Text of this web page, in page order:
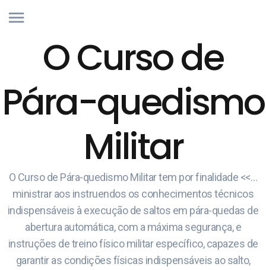
O Curso de
Pára-quedismo
Militar
O Curso de Pára-quedismo Militar tem por finalidade <<…
ministrar aos instruendos os conhecimentos técnicos
indispensáveis à execução de saltos em pára-quedas de
abertura automática, com a máxima segurança, e
instruções de treino físico militar específico, capazes de
garantir as condições físicas indispensáveis ao salto,